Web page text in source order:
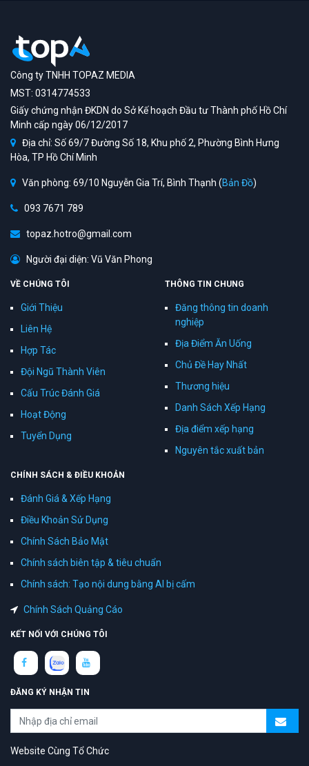
Công ty TNHH TOPAZ MEDIA
MST: 0314774533
Giấy chứng nhận ĐKDN do Sở Kế hoạch Đầu tư Thành phố Hồ Chí
Minh cấp ngày 06/12/2017
Địa chỉ: Số 69/7 Đường Số 18, Khu phố 2, Phường Bình Hưng
Hòa, TP Hồ Chí Minh
Văn phòng: 69/10 Nguyễn Gia Trí, Bình Thạnh (Bản Đồ)
093 7671 789
topaz.hotro@gmail.com
Người đại diện: Vũ Văn Phong
VỀ CHÚNG TÔI
Giới Thiệu
Liên Hệ
Hợp Tác
Đội Ngũ Thành Viên
Cấu Trúc Đánh Giá
Hoạt Động
Tuyển Dụng
THÔNG TIN CHUNG
Đăng thông tin doanh
nghiệp
Địa Điểm Ăn Uống
Chủ Đề Hay Nhất
Thương hiệu
Danh Sách Xếp Hạng
Địa điểm xếp hạng
Nguyên tắc xuất bản
CHÍNH SÁCH & ĐIỀU KHOẢN
Đánh Giá & Xếp Hạng
Điều Khoản Sử Dụng
Chính Sách Bảo Mật
Chính sách biên tập & tiêu chuẩn
Chính sách: Tạo nội dung bằng AI bị cấm
Chính Sách Quảng Cáo
KẾT NỐI VỚI CHÚNG TÔI
ĐĂNG KÝ NHẬN TIN
Website Cùng Tổ Chức